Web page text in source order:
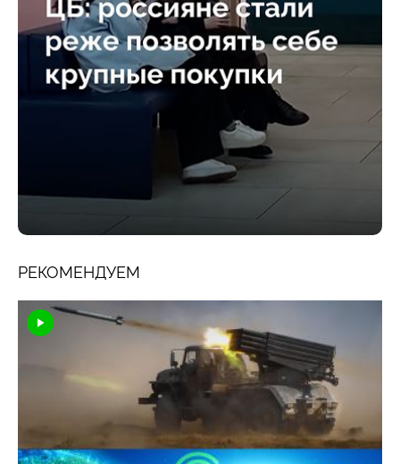
РЕКОМЕНДУЕМ